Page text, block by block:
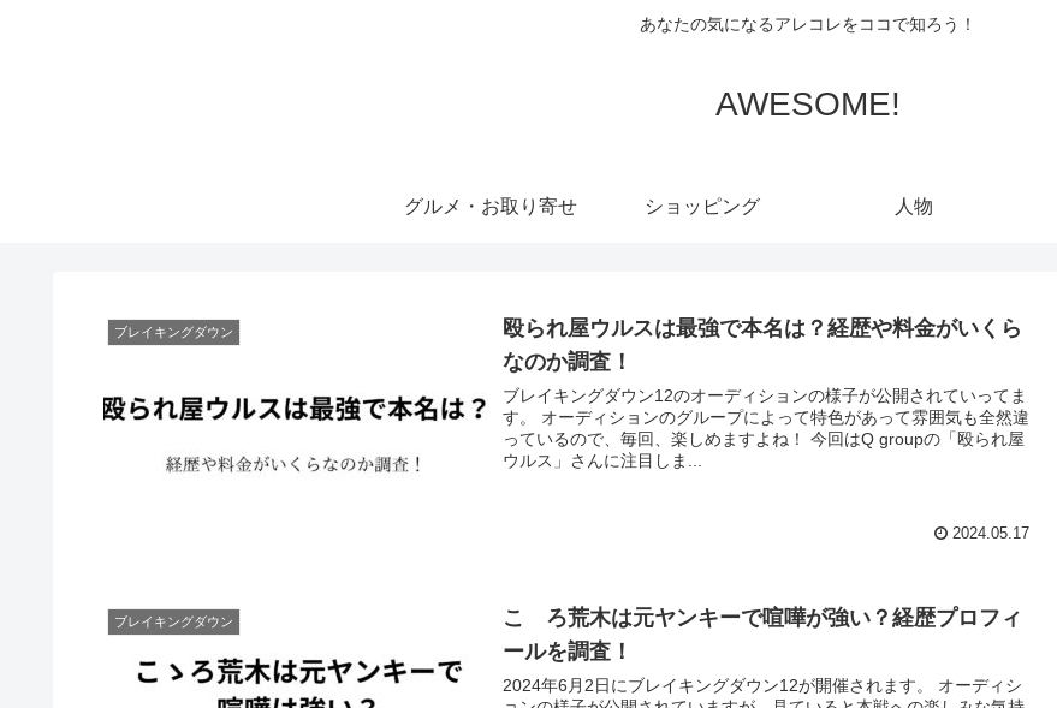
あなたの気になるアレコレをココで知ろう！
AWESOME!
グルメ・お取り寄せ ショッピング 人物
ブレイキングダウン
殴られ屋ウルスは最強で本名は？経歴や料金がいくら
なのか調査！
ブレイキングダウン12のオーディションの様子が公開されていってま
す。 オーディションのグループによって特色があって雰囲気も全然違
っているので、毎回、楽しめますよね！ 今回はQ groupの「殴られ屋
ウルス」さんに注目しま...
2024.05.17
ブレイキングダウン
こゝろ荒木は元ヤンキーで喧嘩が強い？経歴プロフィ
ールを調査！
2024年6月2日にブレイキングダウン12が開催されます。 オーディシ